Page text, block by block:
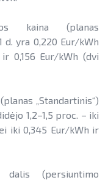
kaina (planas
d. yra 0,220 Eur/kWh
0,156 Eur/kWh (dvi
„Standartinis“)
1,2–1,5 proc. – iki
iki 0,345 Eur/kWh ir
dalis (persiuntimo